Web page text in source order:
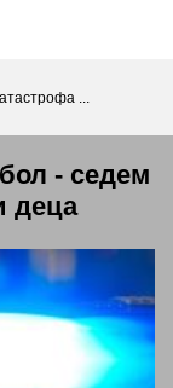
...
- седем
деца